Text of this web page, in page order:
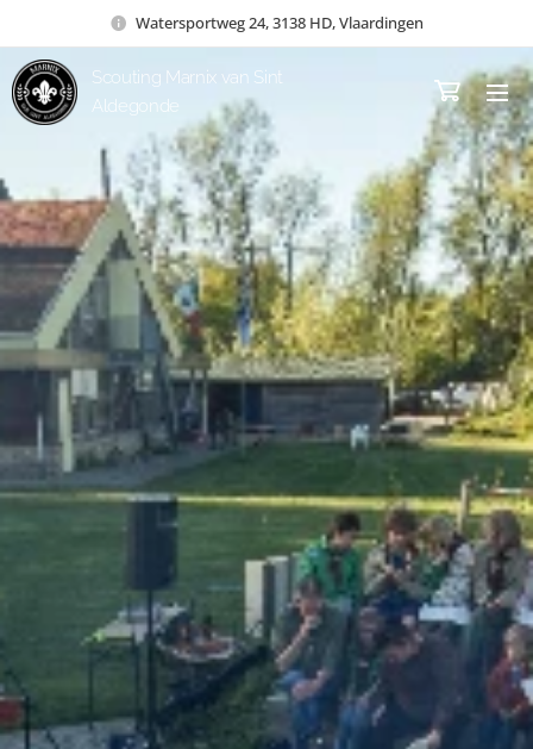
Watersportweg 24, 3138 HD, Vlaardingen
Scouting Marnix van Sint
Aldegonde